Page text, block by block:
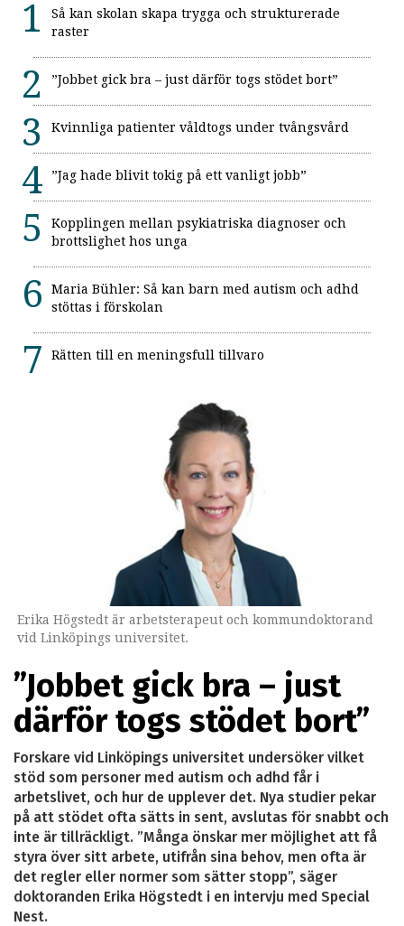
Så kan skolan skapa trygga och strukturerade
raster
”Jobbet gick bra – just därför togs stödet bort”
Kvinnliga patienter våldtogs under tvångsvård
”Jag hade blivit tokig på ett vanligt jobb”
Kopplingen mellan psykiatriska diagnoser och
brottslighet hos unga
Maria Bühler: Så kan barn med autism och adhd
stöttas i förskolan
Rätten till en meningsfull tillvaro
Erika Högstedt är arbetsterapeut och kommundoktorand
vid Linköpings universitet.
”Jobbet gick bra – just
därför togs stödet bort”
Forskare vid Linköpings universitet undersöker vilket
stöd som personer med autism och adhd får i
arbetslivet, och hur de upplever det. Nya studier pekar
på att stödet ofta sätts in sent, avslutas för snabbt och
inte är tillräckligt. ”Många önskar mer möjlighet att få
styra över sitt arbete, utifrån sina behov, men ofta är
det regler eller normer som sätter stopp”, säger
doktoranden Erika Högstedt i en intervju med Special
Nest.